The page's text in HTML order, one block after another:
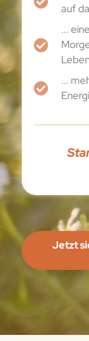
auf
...
...
Jetzt